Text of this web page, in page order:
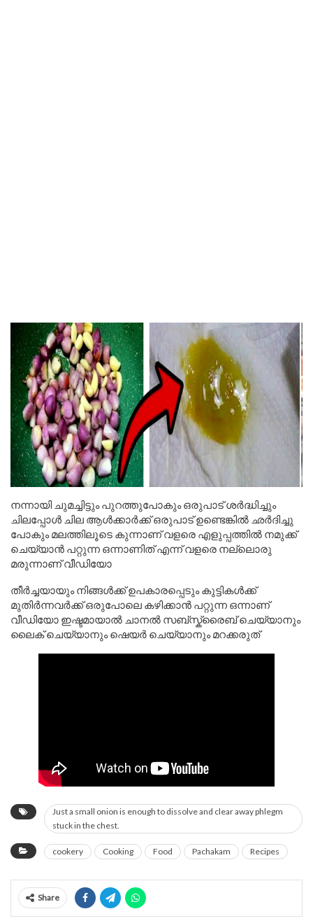
നന്നായി ചുമച്ചിട്ടും പുറത്തുപോകും ഒരുപാട് ശർദ്ധിച്ചും
ചിലപ്പോൾ ചില ആൾക്കാർക്ക് ഒരുപാട് ഉണ്ടെങ്കിൽ ഛർദിച്ചു
പോകും മലത്തിലൂടെ കുന്നാണ് വളരെ എളുപ്പത്തിൽ നമുക്ക്
ചെയ്യാൻ പറ്റുന്ന ഒന്നാണിത് എന്ന് വളരെ നല്ലൊരു
മരുന്നാണ് വീഡിയോ
തീർച്ചയായും നിങ്ങൾക്ക് ഉപകാരപ്പെടും കുട്ടികൾക്ക്
മുതിർന്നവർക്ക് ഒരുപോലെ കഴിക്കാൻ പറ്റുന്ന ഒന്നാണ്
വീഡിയോ ഇഷ്ടമായാൽ ചാനൽ സബ്സ്ക്രൈബ് ചെയ്യാനും
ലൈക് ചെയ്യാനും ഷെയർ ചെയ്യാനും മറക്കരുത്
Just a small onion is enough to dissolve and clear away phlegm
stuck in the chest.
cookery Cooking Food Pachakam Recipes
Share